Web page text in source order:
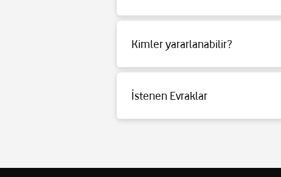
Detaylı bilgi içintıklayınız.
Kimler yararlanabilir?
Detaylı bilgi içintıklayınız.
İstenen Evraklar
Detaylı bilgi içintıklayınız.